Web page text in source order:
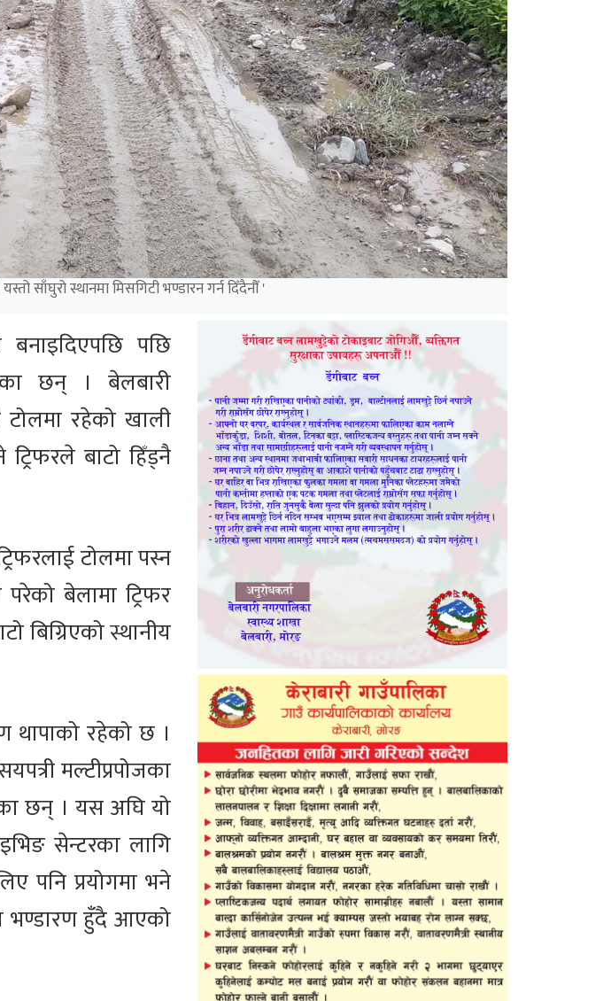
साँघुरो स्थानमा मिसगिटी भण्डारन गर्न दिँदैनौँ '
बनाइदिएपछि पछि
छन् । बेलबारी
टोलमा रहेको खाली
बाटो हिँड्नै
टोलमा पस्न
बेलामा ट्रिफर
बिग्रिएको स्थानीय
थापाको रहेको छ ।
मल्टीप्रपोजका
छन् । यस अघि यो
सेन्टरका लागि
पनि प्रयोगमा भने
भण्डारण हुँदै आएको